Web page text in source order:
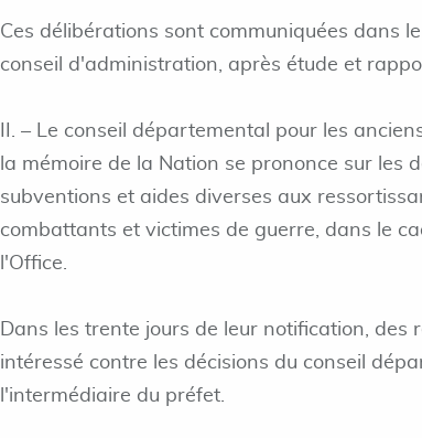
Ces délibérations sont communiquées dans
conseil d'administration, après étude et
II. – Le conseil départemental pour les
la mémoire de la Nation se prononce sur les
subventions et aides diverses aux
combattants et victimes de guerre, dans le
l'Office.
Dans les trente jours de leur notification,
intéressé contre les décisions du conseil
l'intermédiaire du préfet.